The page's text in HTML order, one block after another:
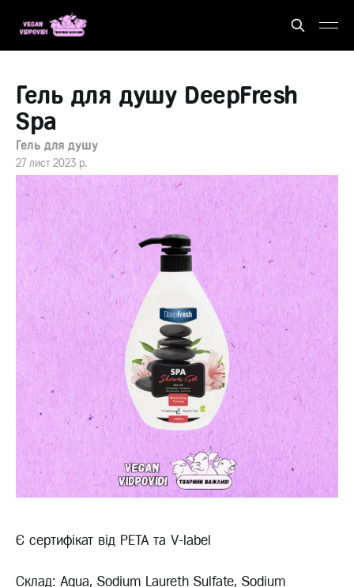
Гель для душу DeepFresh
Spa
Гель для душу
27 лист 2023 р.
Є сертифікат від PETA та V-label
Склад: Aqua, Sodium Laureth Sulfate, Sodium